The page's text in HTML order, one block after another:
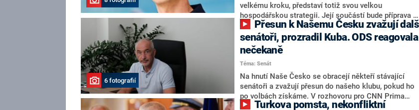
velkému kroku, představí totiž svou velkou
hospodářskou strategii. Její součástí bude příprava na
stárnutí populace, řekl ve středu na setkání s novináři
nový předseda lidovců Jan Grolich. Ten zároveň v
senátních volbách kandiduje ve Vyškově. Popsal i
aktivitu opozice, o níž vládní strany nebo političtí
komentátoři mluví jako o slabé a v defenzivě. „Je to
úmorná práce upozorňovat na chyby vlády. Ministři s
námi navíc nechodí do debat. Chceme ale ukazovat
svoje témata,“ odpověděl Grolich na dotaz CNN Prima
NEWS.
6 fotografií
senátoři, prozradil Kuba. ODS reagovala
nečekaně
Téma: Senát
Na hnutí Naše Česko se obracejí někteří stávající
senátoři a zvažují přesun do našeho klubu, pokud ho
po volbách získáme. V rozhovoru pro CNN Prima
NEWS to řekl zakladatel hnutí a jihočeský hejtman